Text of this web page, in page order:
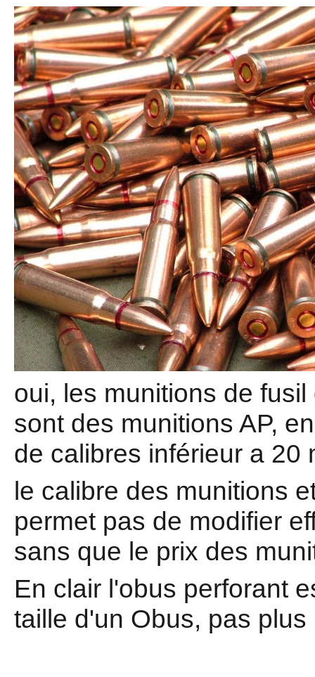
oui, les munitions de
sont des munitions AP,
de calibres inférieur a 20
le calibre des munitions
permet pas de modifier
sans que le prix des
En clair l'obus perforant
taille d'un Obus, pas plus